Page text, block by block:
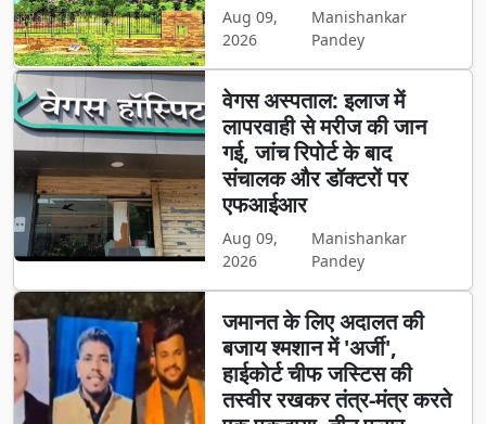
Aug 09,
2026
Manishankar
Pandey
वेगस अस्पताल: इलाज में
लापरवाही से मरीज की जान
गई, जांच रिपोर्ट के बाद
संचालक और डॉक्टरों पर
एफआईआर
Aug 09,
2026
Manishankar
Pandey
जमानत के लिए अदालत की
बजाय श्मशान में 'अर्जी',
हाईकोर्ट चीफ जस्टिस की
तस्वीर रखकर तंत्र-मंत्र करते